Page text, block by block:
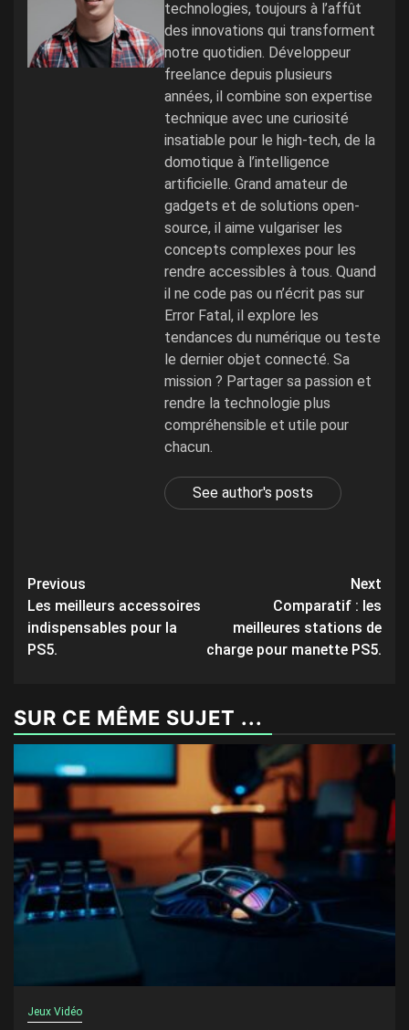
technologies, toujours à l’affût
des innovations qui transforment
notre quotidien. Développeur
freelance depuis plusieurs
années, il combine son expertise
technique avec une curiosité
insatiable pour le high-tech, de la
domotique à l’intelligence
artificielle. Grand amateur de
gadgets et de solutions open-
source, il aime vulgariser les
concepts complexes pour les
rendre accessibles à tous. Quand
il ne code pas ou n’écrit pas sur
Error Fatal, il explore les
tendances du numérique ou teste
le dernier objet connecté. Sa
mission ? Partager sa passion et
rendre la technologie plus
compréhensible et utile pour
chacun.
See author's posts
Post
navigation
Previous
Les meilleurs accessoires
indispensables pour la
PS5.
Next
Comparatif : les
meilleures stations de
charge pour manette PS5.
SUR CE MÊME SUJET ...
Jeux Vidéo